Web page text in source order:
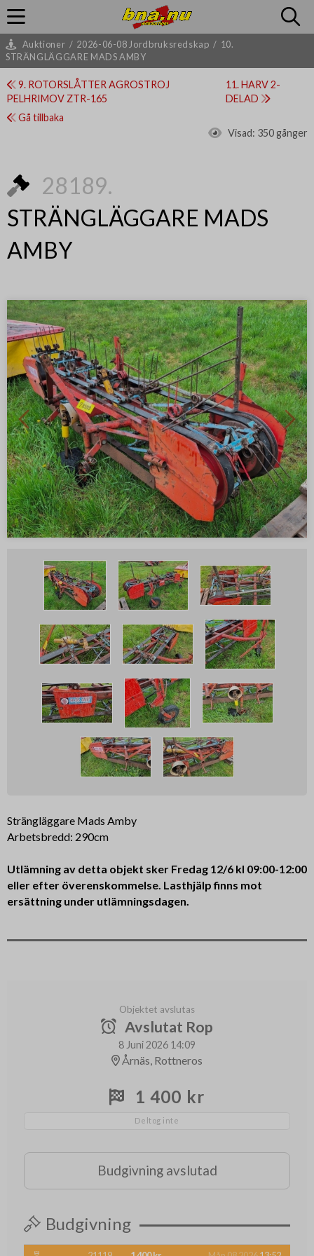
Auktioner / 2026-06-08 Jordbruksredskap / 10.
STRÄNGLÄGGARE MADS AMBY
9. ROTORSLÅTTER AGROSTROJ
PELHRIMOV ZTR-165
11. HARV 2-
DELAD
Gå tillbaka
Visad: 350 gånger
28189.
STRÄNGLÄGGARE MADS
AMBY
Strängläggare Mads Amby
Arbetsbredd: 290cm
Utlämning av detta objekt sker Fredag 12/6 kl 09:00-12:00
eller efter överenskommelse. Lasthjälp finns mot
ersättning under utlämningsdagen.
Objektet avslutas
Avslutat Rop
8 Juni 2026 14:09
Årnäs, Rottneros
1 400 kr
Deltog inte
Budgivning avslutad
Budgivning